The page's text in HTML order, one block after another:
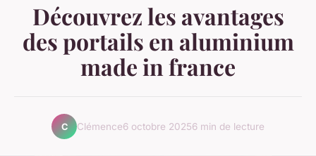
Découvrez les avantages
des portails en aluminium
made in france
C Clémence6 octobre 20256 min de lecture